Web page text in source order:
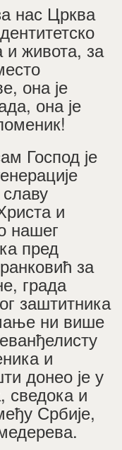
нас Црква
и живота, за
она је
она је
Господ је
и
нашег
пред
за
града
заштитника
ни више
и
донео је у
сведока и
Србије,